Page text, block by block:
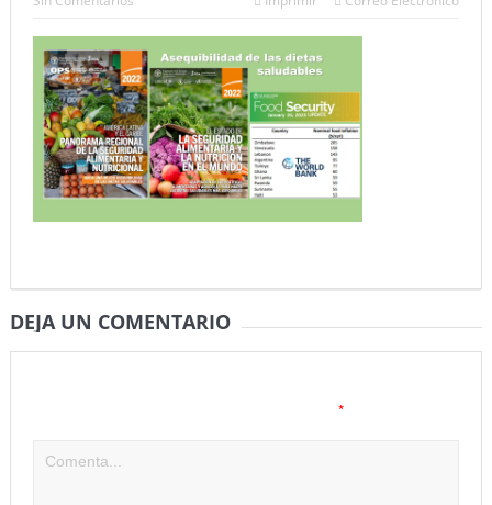
DEJA UN COMENTARIO
*